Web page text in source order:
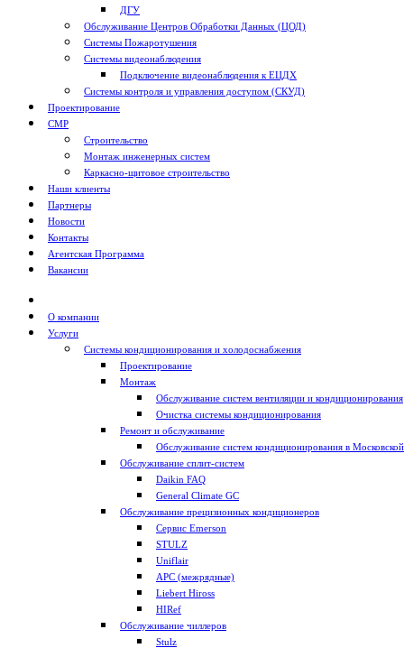
ДГУ
Обслуживание Центров Обработки Данных (ЦОД)
Системы Пожаротушения
Системы видеонаблюдения
Подключение видеонаблюдения к ЕЦДХ
Системы контроля и управления доступом (СКУД)
Проектирование
СМР
Строительство
Монтаж инженерных систем
Каркасно-щитовое строительство
Наши клиенты
Партнеры
Новости
Контакты
Агентская Программа
Вакансии
О компании
Услуги
Системы кондиционирования и холодоснабжения
Проектирование
Монтаж
Обслуживание систем вентиляции и кондиционирования
Очистка системы кондиционирования
Ремонт и обслуживание
Обслуживание систем кондиционирования в
Обслуживание сплит-систем
Daikin FAQ
General Climate GC
Обслуживание прецизионных кондиционеров
Сервис Emerson
STULZ
Uniflair
APC (межрядные)
Liebert Hiross
HIRef
Обслуживание чиллеров
Stulz